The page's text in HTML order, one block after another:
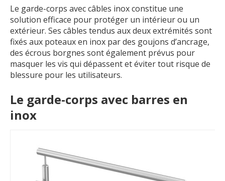
Le garde-corps avec câbles inox constitue une
solution efficace pour protéger un intérieur ou un
extérieur. Ses câbles tendus aux deux extrémités sont
fixés aux poteaux en inox par des goujons d’ancrage,
des écrous borgnes sont également prévus pour
masquer les vis qui dépassent et éviter tout risque de
blessure pour les utilisateurs.
Le garde-corps avec barres en
inox